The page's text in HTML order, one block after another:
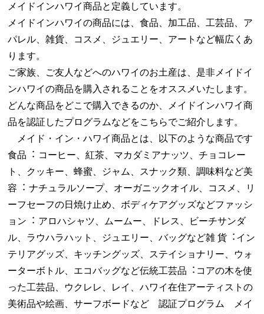
メイドインハワイ商品と定義しています。
メイドインハワイの商品には、食品、加工品、工芸品、ア
パレル、雑貨、コスメ、ジュエリー、アートなど幅広くあ
ります。
ご家族、ご友人などへのハワイのお土産は、是非メイドイ
ンハワイの商品を購入されることをオススメいたします。
どんな商品をどこで購入できるのか、メイドインハワイ商
品を認証したプログラムなどをこちらでご紹介します。
メイド・イン・ハワイ商品とは、以下のような商品です
⾷品︓ コーヒー、紅茶、マカダミアナッツ、チョコレー
ト、クッキー、蜂蜜、ジャム、スナック類、調味料など美
容︓ ナチュラルソープ、オーガニックオイル、コスメ、リ
ーフセーフの⽇焼け⽌め、ボディケアグッズなどファッシ
ョン︓ アロハシャツ、ムームー、ドレス、ビーチサンダ
ル、ラウハラハット、ジュエリー、バッグなど雑 貨︓イン
テリアグッズ、キッチングッズ、ステイショナリー、ウォ
ーターボトル、エコバッグなど伝統⼯芸品︓コアの⽊を使
った⼯芸品、ウクレレ、レイ、ハワイ在住アーティストの
美術品や絵画、サーフボードなど 認証プログラム メイ